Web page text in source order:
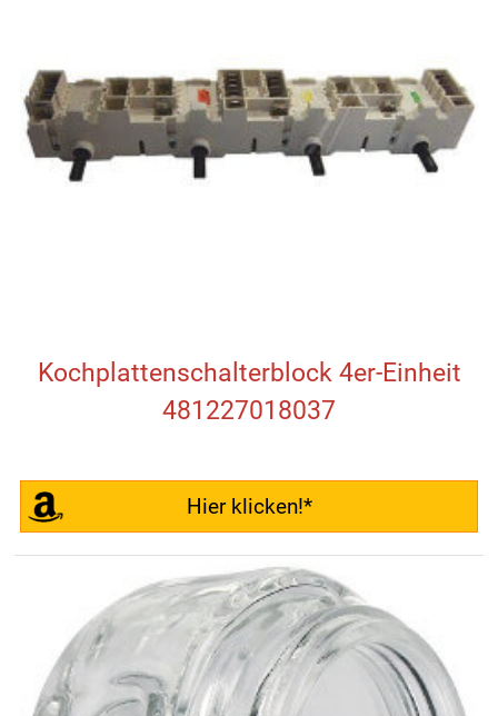
Kochplattenschalterblock 4er-Einheit
481227018037
Hier klicken!*